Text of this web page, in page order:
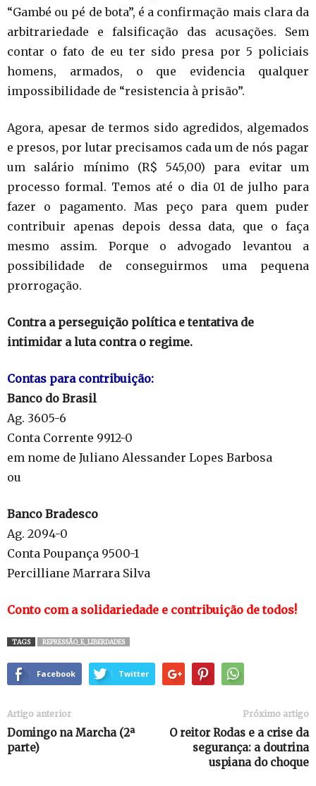
“Gambé ou pé de bota”, é a confirmação mais clara da
arbitrariedade e falsificação das acusações. Sem
contar o fato de eu ter sido presa por 5 policiais
homens, armados, o que evidencia qualquer
impossibilidade de “resistencia à prisão”.
Agora, apesar de termos sido agredidos, algemados
e presos, por lutar precisamos cada um de nós pagar
um salário mínimo (R$ 545,00) para evitar um
processo formal. Temos até o dia 01 de julho para
fazer o pagamento. Mas peço para quem puder
contribuir apenas depois dessa data, que o faça
mesmo assim. Porque o advogado levantou a
possibilidade de conseguirmos uma pequena
prorrogação.
Contra a perseguição política e tentativa de
intimidar a luta contra o regime.
Contas para contribuição:
Banco do Brasil
Ag. 3605-6
Conta Corrente 9912-0
em nome de Juliano Alessander Lopes Barbosa
ou
Banco Bradesco
Ag. 2094-0
Conta Poupança 9500-1
Percilliane Marrara Silva
Conto com a solidariedade e contribuição de todos!
TAGS REPRESSÃO_E_LIBERDADES
Facebook Twitter
Artigo anterior
Domingo na Marcha (2ª
parte)
Próximo artigo
O reitor Rodas e a crise da
segurança: a doutrina
uspiana do choque